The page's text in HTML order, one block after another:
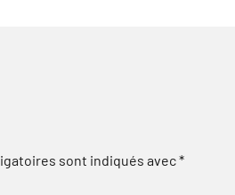
sont indiqués avec*